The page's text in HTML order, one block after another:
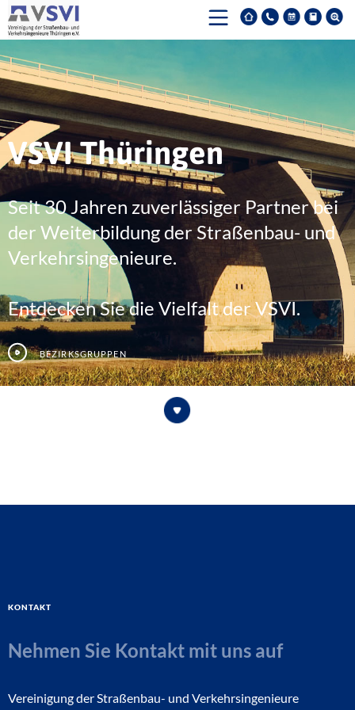
VSVI Thüringen
Seit 30 Jahren zuverlässiger Partner bei
der Weiterbildung der Straßenbau- und
Verkehrsingenieure.
Entdecken Sie die Vielfalt der VSVI.
Bezirksgruppen
Kontakt
Nehmen Sie Kontakt mit uns auf
Vereinigung der Straßenbau- und Verkehrsingenieure